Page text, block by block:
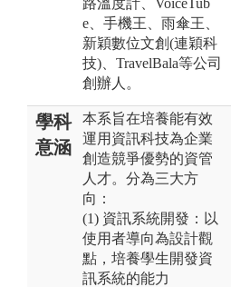
e、手機王、雨傘王、
新穎數位文創(連穎科
技)、TravelBala等公司
創辦人。
學科
意涵
本系旨在培養能有效
運用資訊科技為企業
創造競爭優勢的資管
人才。分為三大方
向：
(1) 資訊系統開發：以
使用者導向為設計觀
點，培養學生開發資
訊系統的能力